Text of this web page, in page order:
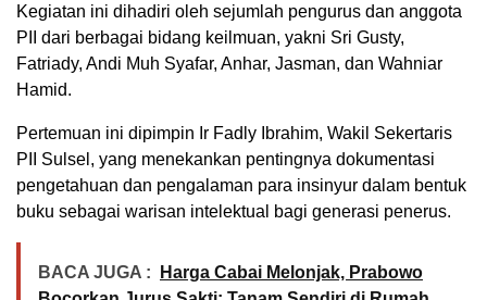
Kegiatan ini dihadiri oleh sejumlah pengurus dan anggota
PII dari berbagai bidang keilmuan, yakni Sri Gusty,
Fatriady, Andi Muh Syafar, Anhar, Jasman, dan Wahniar
Hamid.
Pertemuan ini dipimpin Ir Fadly Ibrahim, Wakil Sekertaris
PII Sulsel, yang menekankan pentingnya dokumentasi
pengetahuan dan pengalaman para insinyur dalam bentuk
buku sebagai warisan intelektual bagi generasi penerus.
BACA JUGA :
Harga Cabai Melonjak, Prabowo